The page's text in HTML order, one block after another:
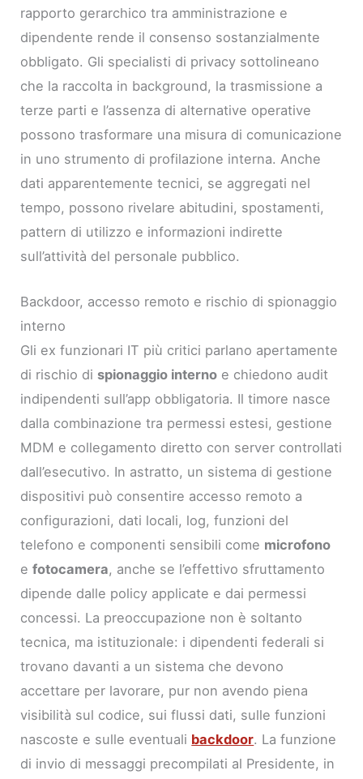
rapporto gerarchico tra amministrazione e
dipendente rende il consenso sostanzialmente
obbligato. Gli specialisti di privacy sottolineano
che la raccolta in background, la trasmissione a
terze parti e l’assenza di alternative operative
possono trasformare una misura di comunicazione
in uno strumento di profilazione interna. Anche
dati apparentemente tecnici, se aggregati nel
tempo, possono rivelare abitudini, spostamenti,
pattern di utilizzo e informazioni indirette
sull’attività del personale pubblico.
Backdoor, accesso remoto e rischio di spionaggio
interno
Gli ex funzionari IT più critici parlano apertamente
di rischio di spionaggio interno e chiedono audit
indipendenti sull’app obbligatoria. Il timore nasce
dalla combinazione tra permessi estesi, gestione
MDM e collegamento diretto con server controllati
dall’esecutivo. In astratto, un sistema di gestione
dispositivi può consentire accesso remoto a
configurazioni, dati locali, log, funzioni del
telefono e componenti sensibili come microfono
efotocamera, anche se l’effettivo sfruttamento
dipende dalle policy applicate e dai permessi
concessi. La preoccupazione non è soltanto
tecnica, ma istituzionale: i dipendenti federali si
trovano davanti a un sistema che devono
accettare per lavorare, pur non avendo piena
visibilità sul codice, sui flussi dati, sulle funzioni
nascoste e sulle eventuali backdoor. La funzione
di invio di messaggi precompilati al Presidente, in